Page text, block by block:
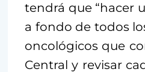
tendrá que “hacer
a fondo de todos
oncológicos que
Central y revisar